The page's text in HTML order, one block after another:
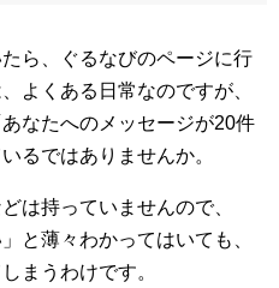
ら、ぐるなびのページに行
よくある日常なのですが、
なたへのメッセージが20件
るではありませんか。
は持っていませんので、
と薄々わかってはいても、
まうわけです。